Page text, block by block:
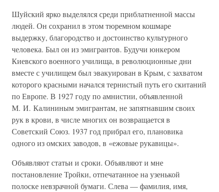
Шуйский ярко выделялся среди приблатненной массы
людей. Он сохранил в этом тюремном кошмаре
выдержку, благородство и достоинство культурного
человека. Был он из эмигрантов. Будучи юнкером
Киевского военного училища, в революционные дни
вместе с училищем был эвакуирован в Крым, с захватом
которого красными начался тернистый путь его скитаний
по Европе. В 1927 году по амнистии, объявленной
М. И. Калининым эмигрантам, не запятнавшим своих
рук в крови, в числе многих он возвращается в
Советский Союз. 1937 год прибрал его, плановика
одного из омских заводов, в «ежовые рукавицы».
Объявляют статьи и сроки. Объявляют и мне
постановление Тройки, отпечатанное на узенькой
полоске невзрачной бумаги. Слева — фамилия, имя,